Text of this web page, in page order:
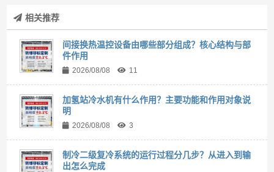
相关推荐
间接换热温控设备由哪些部分组成？核心结构与部
件作用
2026/08/08 11
加氢站冷水机有什么作用？主要功能和作用对象说
明
2026/08/08 3
制冷二级复冷系统的运行过程分几步？从进入到输
出怎么完成